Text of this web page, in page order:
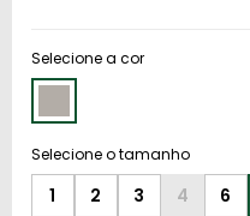
Selecione a cor
1 2 3 4 6